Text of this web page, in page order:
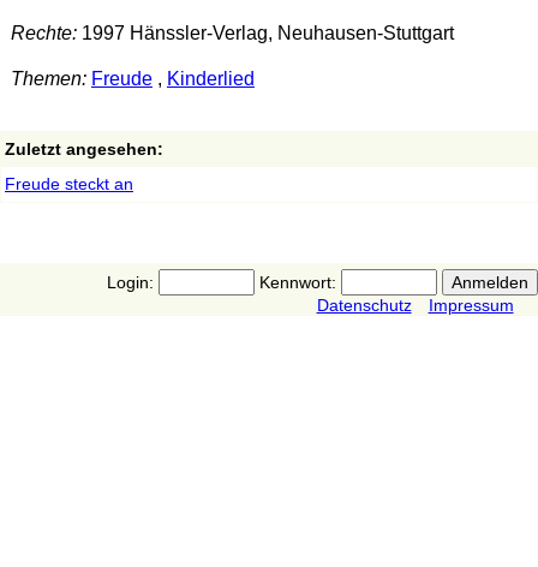
Rechte:1997 Hänssler-Verlag, Neuhausen-Stuttgart
Themen: Freude, Kinderlied
Zuletzt angesehen:
Freude steckt an
Login:
Kennwort:
Datenschutz
Impressum